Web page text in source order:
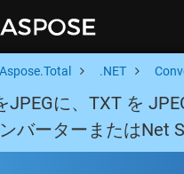
Aspose.Total .NET
JPEGに、TXT を
バーターまたはNet